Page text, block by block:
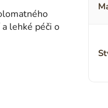
lehké péči o